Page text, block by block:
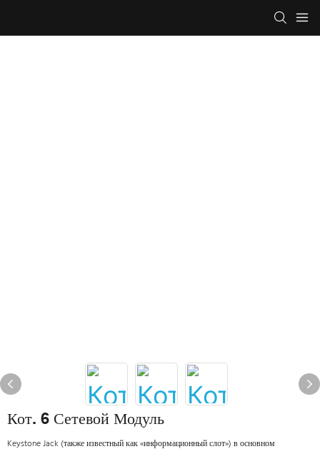
Кот. 6 Сетевой Модуль
Keystone Jack (также известный как «информационный слот») в основном